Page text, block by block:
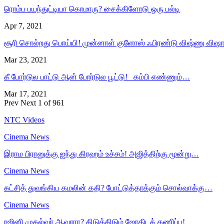
ரொம்ப பயந்துட்டியா கொமாரு? சைக்கிளோடு ஒரு பல்டி
Apr 7, 2021
சூரி சொல்றது பொய்யி! முன்னாள் குளோஸ் ஃபிரண்டு விஷ்ணு
Mar 23, 2021
கீ போர்டுல பாட்டு ஆன் போர்டுல பூட்டு! கம்பி எண்ணும்…
Mar 17, 2021
Prev Next 1 of 961
NTC Videos
Cinema News
இராம பிரானுக்கு ஐந்து கிரஹம் உச்சம்! அஜித்திற்கு மூன்று…
Cinema News
கட்சித் துவங்கிய கமலின் கதி? போட்டுத்தாக்கும் சொல்வாக்கு…
Cinema News
ரஜினி முதல்வர் ஆவாரா? திடுக்கிடும் ஜோதிடக் கணிப்பு!